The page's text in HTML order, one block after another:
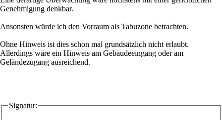
Genehmigung denkbar.
Ansonsten würde ich den Vorraum als Tabuzone betrachten.
Ohne Hinweis ist dies schon mal grundsätzlich nicht erlaubt.
Allerdings wäre ein Hinweis am Gebäudeeingang oder am
Geländezugang ausreichend.
Signatur: